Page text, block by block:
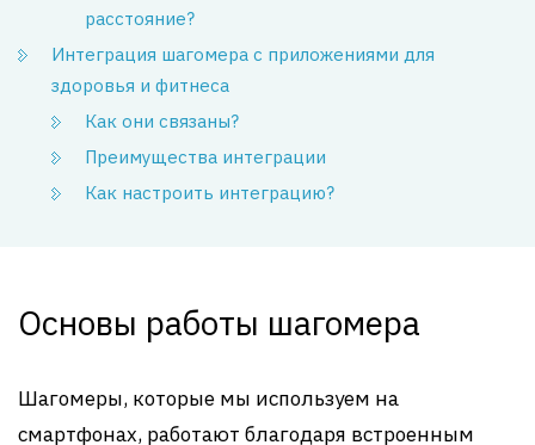
расстояние?
Интеграция шагомера с приложениями для
здоровья и фитнеса
Как они связаны?
Преимущества интеграции
Как настроить интеграцию?
Основы работы шагомера
Шагомеры, которые мы используем на
смартфонах, работают благодаря встроенным